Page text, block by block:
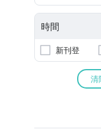
時間
新刊登
清